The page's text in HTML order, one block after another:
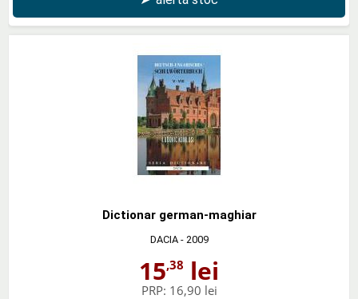
Dictionar german-maghiar
DACIA- 2009
15,38 lei
PRP: 16,90 lei